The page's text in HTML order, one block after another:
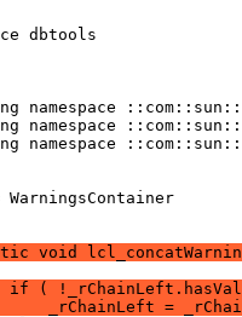
void
if (
_rChainLeft =